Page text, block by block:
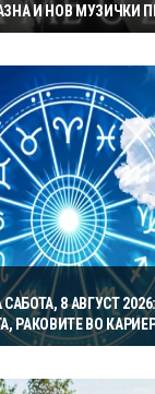
И НОВ МУЗИЧКИ
8 АВГУСТ
РАКОВИТЕ ВО